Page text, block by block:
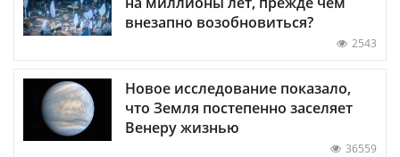
внезапно возобновиться?
2543
Новое исследование показало,
что Земля постепенно заселяет
Венеру жизнью
36559